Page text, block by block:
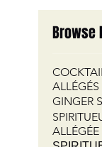
Browse
GINGER
ALLÉGÉE